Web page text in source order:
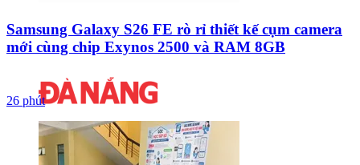
Samsung Galaxy S26 FE rò rỉ thiết kế cụm camera
mới cùng chip Exynos 2500 và RAM 8GB
26 phút